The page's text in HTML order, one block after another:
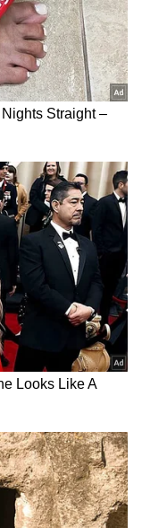
ಅಣ್ಣನ ಸೀಕ್ರೆಟ್
ಇರಲಿಲ್ವಾ
ಆಗಿತ್ತು ಇಡೀ
ಧನ್ಯ' ಲೈಸೆನ್ಸ್ 3